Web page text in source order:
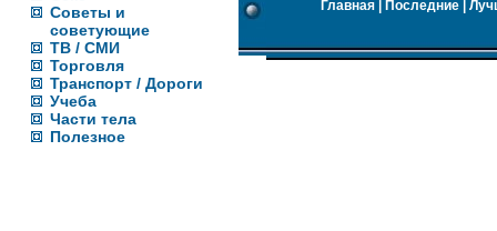
Советы и
советующие
ТВ / СМИ
Торговля
Транспорт / Дороги
Учеба
Части тела
Полезное
Главная Последние